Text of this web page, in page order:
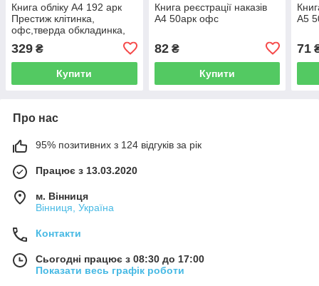
Книга обліку А4 192 арк
Престиж клітинка,
офс,тверда обкладинка,
УФлак, Канакорса АРКУШ
(5)
329 ₴
Купити
Книга реєстрації наказів
А4 50арк офс
82₴
Купити
А5
71
Про нас
95% позитивних з 124 відгуків за рік
Працює з 13.03.2020
м. Вінниця
Вінниця, Україна
Контакти
Сьогодні працює з 08:30 до 17:00
Показати весь графік роботи